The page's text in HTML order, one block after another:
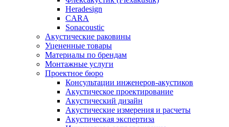
Heradesign
CARA
Sonacoustic
Акустические раковины
Уцененные товары
Материалы по брендам
Монтажные услуги
Проектное бюро
Консультации инженеров-акустиков
Акустическое проектирование
Акустический дизайн
Акустические измерения и расчеты
Акустическая экспертиза